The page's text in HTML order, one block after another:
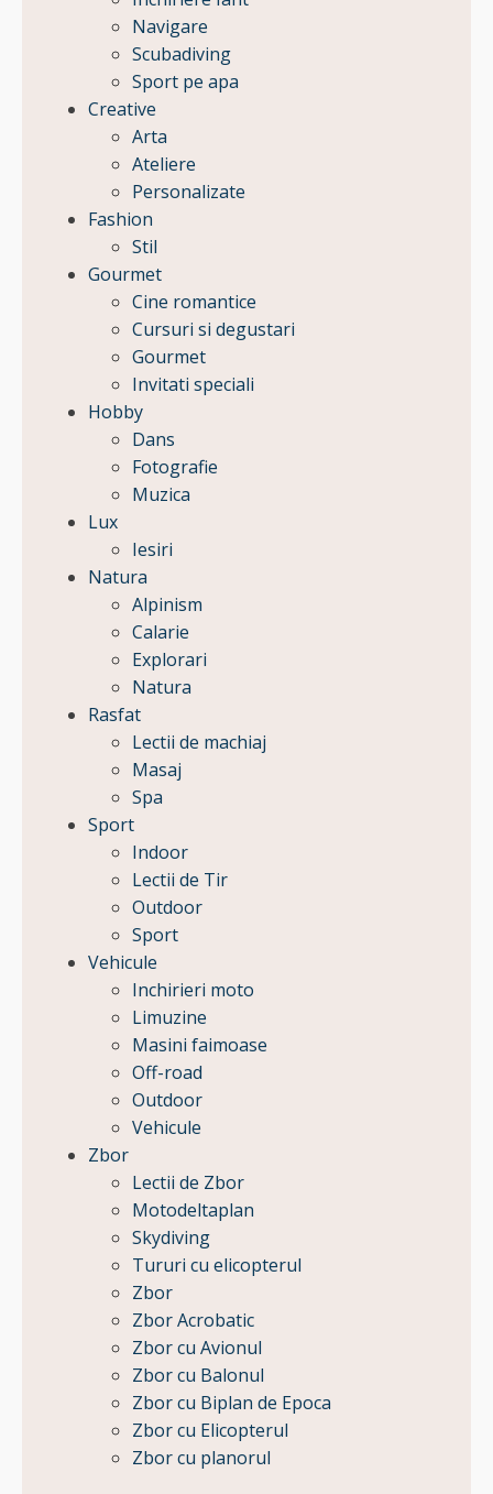
Navigare
Scubadiving
Sport pe apa
Creative
Arta
Ateliere
Personalizate
Fashion
Stil
Gourmet
Cine romantice
Cursuri si degustari
Gourmet
Invitati speciali
Hobby
Dans
Fotografie
Muzica
Lux
Iesiri
Natura
Alpinism
Calarie
Explorari
Natura
Rasfat
Lectii de machiaj
Masaj
Spa
Sport
Indoor
Lectii de Tir
Outdoor
Sport
Vehicule
Inchirieri moto
Limuzine
Masini faimoase
Off-road
Outdoor
Vehicule
Zbor
Lectii de Zbor
Motodeltaplan
Skydiving
Tururi cu elicopterul
Zbor
Zbor Acrobatic
Zbor cu Avionul
Zbor cu Balonul
Zbor cu Biplan de Epoca
Zbor cu Elicopterul
Zbor cu planorul